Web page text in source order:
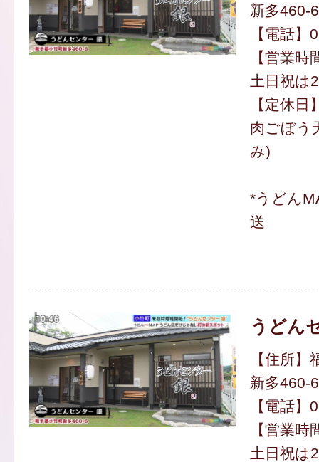
新多460-6
【電話
【営業
土日祝は
【定休
肉ごぼう
み)
*うどん
送
うどん
【住所
新多460-6
【電話
【営業
土日祝は